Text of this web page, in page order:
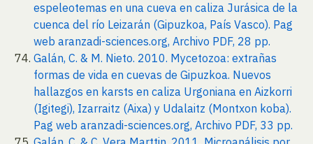
espeleotemas en una cueva en caliza Jurásica de la
cuenca del río Leizarán (Gipuzkoa, País Vasco). Pag
web aranzadi-sciences.org, Archivo PDF, 28 pp.
Galán, C. & M. Nieto. 2010. Mycetozoa: extrañas
formas de vida en cuevas de Gipuzkoa. Nuevos
hallazgos en karsts en caliza Urgoniana en Aizkorri
(Igitegi), Izarraitz (Aixa) y Udalaitz (Montxon koba).
Pag web aranzadi-sciences.org, Archivo PDF, 33 pp.